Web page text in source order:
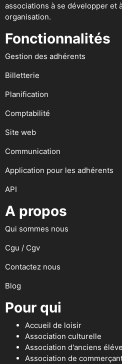
associations à se développer et
organisation.
Fonctionnalités
Gestion des adhérents
Billetterie
Planification
Comptabilité
Site web
Communication
Application pour les adhérents
API
A propos
Qui sommes nous
Cgu / Cgv
Contactez nous
Blog
Pour qui
Accueil de loisir
Association culturelle
Association d'anciens
Association de